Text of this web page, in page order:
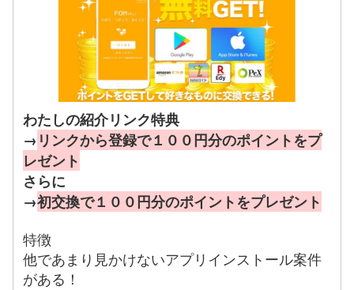
わたしの紹介リンク特典
→ リンクから登録で１００円分のポイントをプ
レゼント
さらに
→初交換で１００円分のポイントをプレゼント
特徴
他であまり見かけないアプリインストール案件
がある！